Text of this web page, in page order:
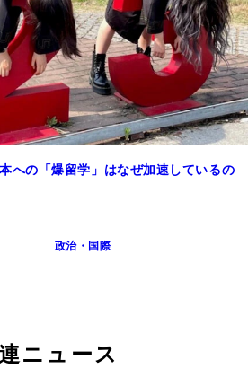
への「爆留学」はなぜ加速しているの
政治・国際
ニュース